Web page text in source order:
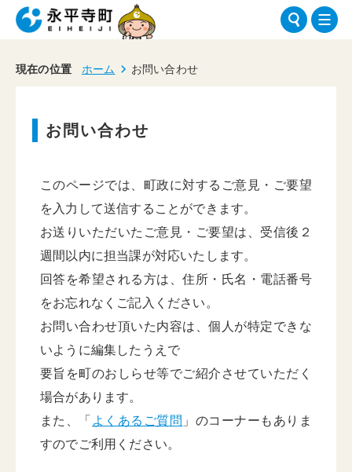
現在の位置 ホーム お問い合わせ
お問い合わせ
このページでは、町政に対するご意見・ご要望
を入力して送信することができます。
お送りいただいたご意見・ご要望は、受信後２
週間以内に担当課が対応いたします。
回答を希望される方は、住所・氏名・電話番号
をお忘れなくご記入ください。
お問い合わせ頂いた内容は、個人が特定できな
いように編集したうえで
要旨を町のおしらせ等でご紹介させていただく
場合があります。
また、「 よくあるご質問 」のコーナーもありま
すのでご利用ください。